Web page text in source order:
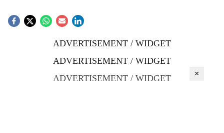
ADVERTISEMENT / WIDGET
ADVERTISEMENT / WIDGET
ADVERTISEMENT / WIDGET
×